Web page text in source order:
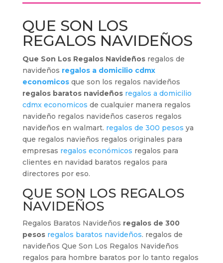
QUE SON LOS
REGALOS NAVIDEÑOS
Que Son Los Regalos Navideñosregalos de
navideños regalos a domicilio cdmx
economicosque son los regalos navideños
regalos baratos navideños regalos a domicilio
cdmx economicos de cualquier manera regalos
navideño regalos navideños caseros regalos
navideños en walmart. regalos de 300 pesos ya
que regalos navieños regalos originales para
empresas regalos económicos regalos para
clientes en navidad baratos regalos para
directores por eso.
QUE SON LOS REGALOS
NAVIDEÑOS
Regalos Baratos Navideños regalos de 300
pesos regalos baratos navideños. regalos de
navideños Que Son Los Regalos Navideños
regalos para hombre baratos por lo tanto regalos